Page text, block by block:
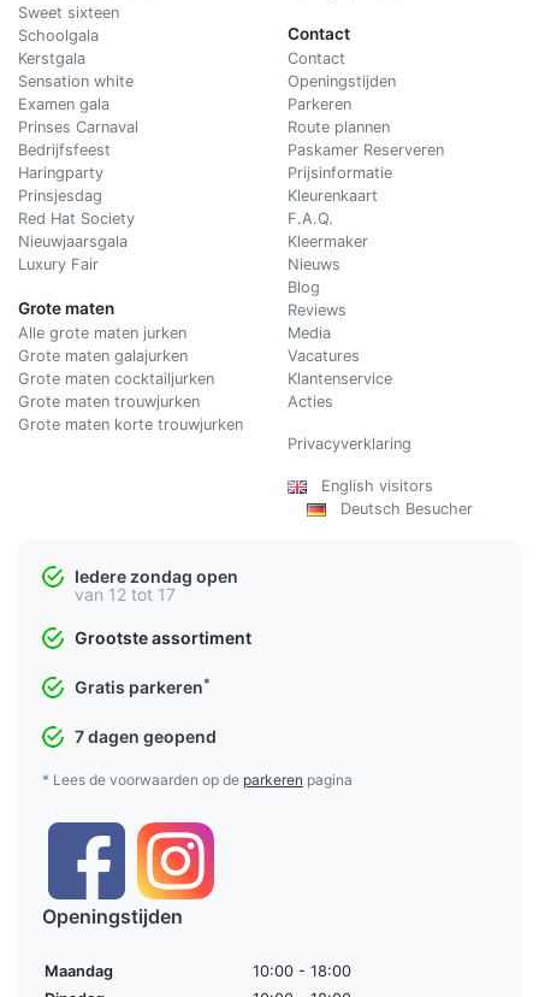
Sweet sixteen
Schoolgala
Kerstgala
Sensation white
Examen gala
Prinses Carnaval
Bedrijfsfeest
Haringparty
Prinsjesdag
Red Hat Society
Nieuwjaarsgala
Luxury Fair
Grote maten
Alle grote maten jurken
Grote maten galajurken
Grote maten cocktailjurken
Grote maten trouwjurken
Grote maten korte trouwjurken
Contact
Contact
Openingstijden
Parkeren
Route plannen
Paskamer Reserveren
Prijsinformatie
Kleurenkaart
F.A.Q.
Kleermaker
Nieuws
Blog
Reviews
Media
Vacatures
Klantenservice
Acties
Privacyverklaring
English visitors
Deutsch Besucher
Iedere zondag open
van 12 tot 17
Grootste assortiment
Gratis parkeren*
7 dagen geopend
* Lees de voorwaarden op de parkeren pagina
Openingstijden
Maandag
10:00 - 18:00